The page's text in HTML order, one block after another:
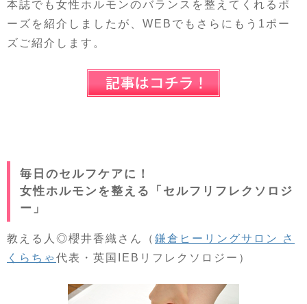
本誌でも女性ホルモンのバランスを整えてくれるポ
ーズを紹介しましたが、WEBでもさらにもう1ポー
ズご紹介します。
毎日のセルフケアに！
女性ホルモンを整える「セルフリフレクソロジ
ー」
教える人◎櫻井香織さん（ 鎌倉ヒーリングサロン さ
くらちゃ 代表・英国IEBリフレクソロジー）